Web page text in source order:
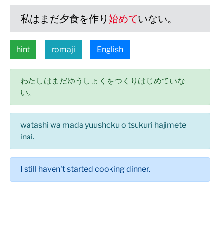
私はまだ夕食を作り 始めていない。
hint romaji English
わたしはまだゆうしょくをつくりはじめていな
い。
watashi wa mada yuushoku o tsukuri hajimete
inai.
I still haven't started cooking dinner.